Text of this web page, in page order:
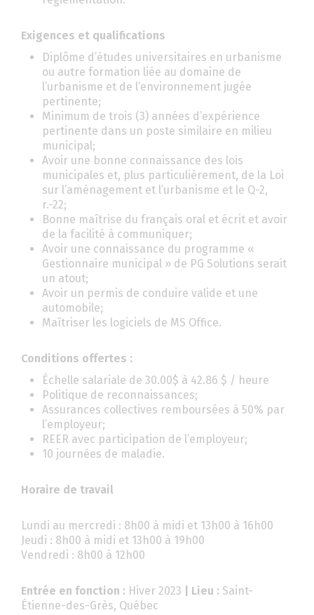
Exigences et qualifications
Diplôme d’études universitaires en urbanisme
ou autre formation liée au domaine de
l’urbanisme et de l’environnement jugée
pertinente;
Minimum de trois (3) années d’expérience
pertinente dans un poste similaire en milieu
municipal;
Avoir une bonne connaissance des lois
municipales et, plus particulièrement, de la Loi
sur l’aménagement et l’urbanisme et le Q-2,
r.-22;
Bonne maîtrise du français oral et écrit et avoir
de la facilité à communiquer;
Avoir une connaissance du programme «
Gestionnaire municipal » de PG Solutions serait
un atout;
Avoir un permis de conduire valide et une
automobile;
Maîtriser les logiciels de MS Office.
Conditions offertes :
Échelle salariale de 30.00$ à 42.86 $ / heure
Politique de reconnaissances;
Assurances collectives remboursées à 50% par
l’employeur;
REER avec participation de l’employeur;
10 journées de maladie.
Horaire de travail
Lundi au mercredi : 8h00 à midi et 13h00 à 16h00
Jeudi : 8h00 à midi et 13h00 à 19h00
Vendredi : 8h00 à 12h00
Entrée en fonction : Hiver 2023 | Lieu : Saint-
Étienne-des-Grès, Québec